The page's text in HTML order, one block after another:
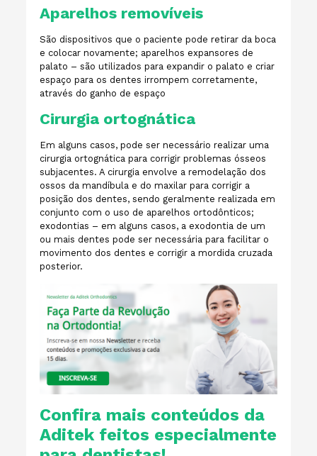
Aparelhos removíveis
São dispositivos que o paciente pode retirar da boca
e colocar novamente; aparelhos expansores de
palato – são utilizados para expandir o palato e criar
espaço para os dentes irrompem corretamente,
através do ganho de espaço
Cirurgia ortognática
Em alguns casos, pode ser necessário realizar uma
cirurgia ortognática para corrigir problemas ósseos
subjacentes. A cirurgia envolve a remodelação dos
ossos da mandíbula e do maxilar para corrigir a
posição dos dentes, sendo geralmente realizada em
conjunto com o uso de aparelhos ortodônticos;
exodontias – em alguns casos, a exodontia de um
ou mais dentes pode ser necessária para facilitar o
movimento dos dentes e corrigir a mordida cruzada
posterior.
Confira mais conteúdos da
Aditek feitos especialmente